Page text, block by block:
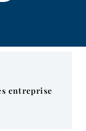
entreprise